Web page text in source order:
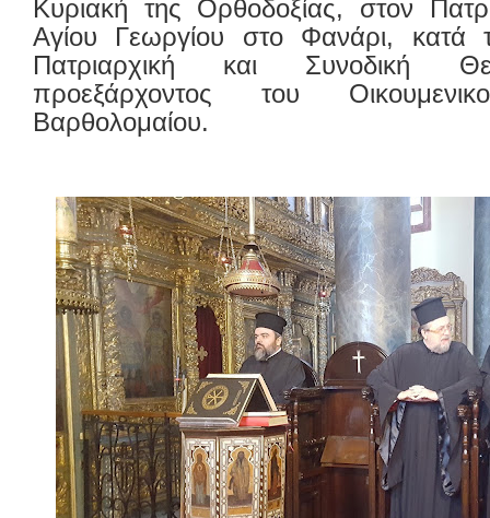
Κυριακή της Ορθοδοξίας, στον
Αγίου Γεωργίου στο Φανάρι, κατά
Πατριαρχική και Συνοδική
προεξάρχοντος του
Βαρθολομαίου.